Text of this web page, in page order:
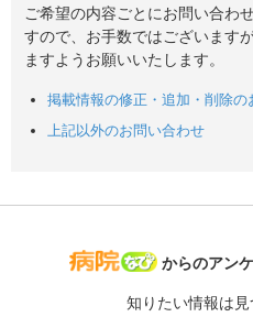
ご希望の内容ごとにお問い合わ
すので、お手数ではございます
ますようお願いいたします。
掲載情報の修正・追加・削除の
上記以外のお問い合わせ
病院なび
からのアン
知りたい情報は